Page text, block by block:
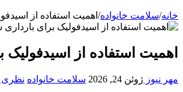
خانه/سلامت خانواده/ اهمیت استفاده از
اهمیت استفاده از اسیدفولیک
مهر نیوز ژوئن 24, 2026 سلامت خانواده نظری